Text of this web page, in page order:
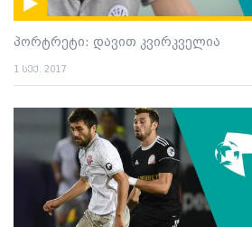
პორტრეტი: დავით კვირკველია
1 სექ. 2017